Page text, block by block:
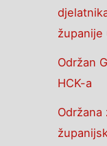
županije
Održan
HCK-a
Održana